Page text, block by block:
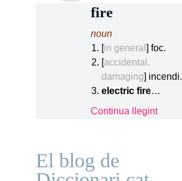
fire
noun
[in general ] foc.
[accidental,
damaging] incendi.
electric fire…
Continua llegint
El blog de